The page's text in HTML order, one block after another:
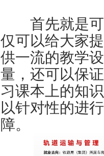
首先就是可
仅可以给大家
供一流的教学
量，还可以保
习课本上的知
以针对性的进
障。